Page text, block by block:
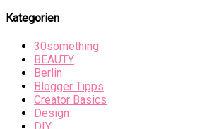
Kategorien
30something
BEAUTY
Berlin
Blogger Tipps
Creator Basics
Design